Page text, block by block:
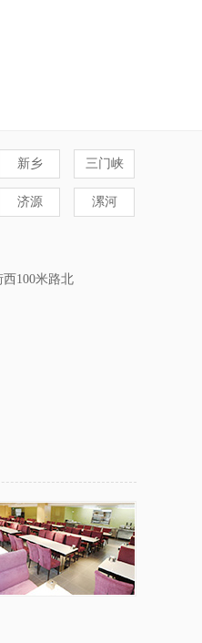
新乡 三门峡
济源 漯河
100米路北